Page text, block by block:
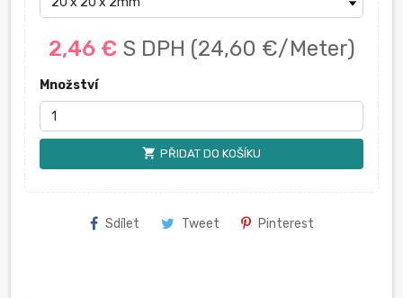
2,46 € S DPH (24,60 €/Meter)
Množství
shopping_cart PŘIDAT DO KOŠÍKU
Sdílet Tweet Pinterest